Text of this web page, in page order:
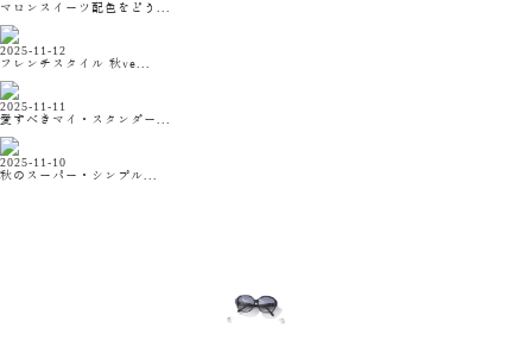
マロンスイーツ配色をどう...
2025-11-12
フレンチスタイル 秋ve...
2025-11-11
愛すべきマイ・スタンダー...
2025-11-10
秋のスーパー・シンプル...